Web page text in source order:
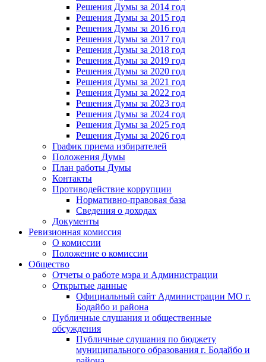
Решения Думы за 2014 год
Решения Думы за 2015 год
Решения Думы за 2016 год
Решения Думы за 2017 год
Решения Думы за 2018 год
Решения Думы за 2019 год
Решения Думы за 2020 год
Решения Думы за 2021 год
Решения Думы за 2022 год
Решения Думы за 2023 год
Решения Думы за 2024 год
Решения Думы за 2025 год
Решения Думы за 2026 год
График приема избирателей
Положения Думы
План работы Думы
Контакты
Противодействие коррупции
Нормативно-правовая база
Сведения о доходах
Документы
Ревизионная комиссия
О комиссии
Положение о комиссии
Общество
Отчеты о работе мэра и Администрации
Открытые данные
Официальный сайт Администрации МО г.
Бодайбо и района
Публичные слушания и общественные
обсуждения
Публичные слушания по бюджету
муниципального образования г. Бодайбо и